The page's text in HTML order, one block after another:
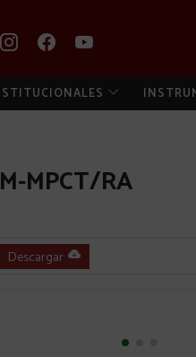
MPCT/RA
Descargar